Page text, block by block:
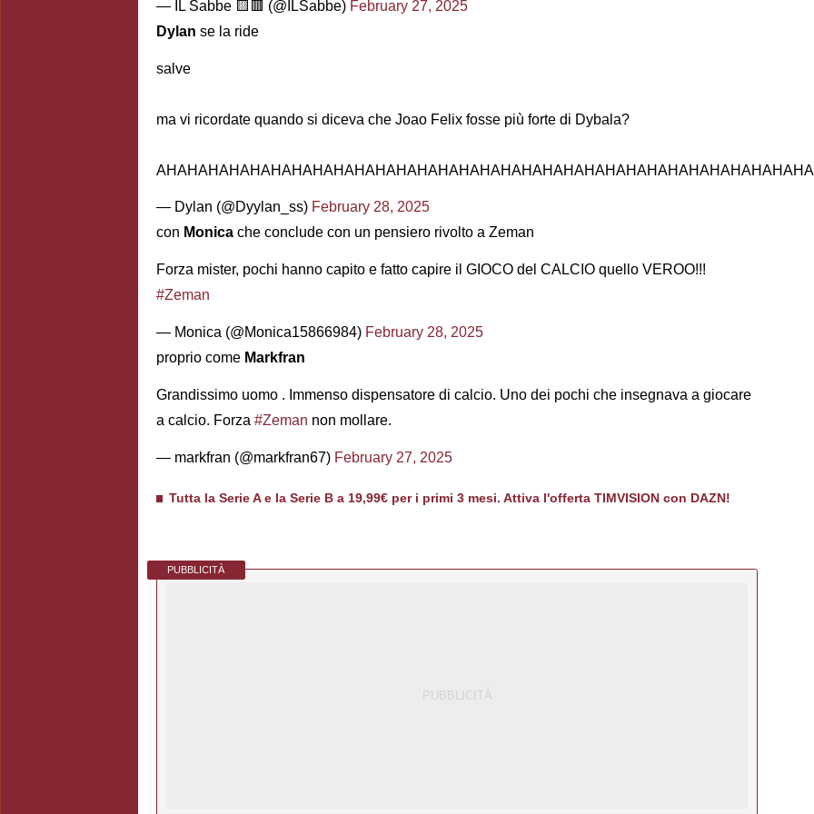
— IL Sabbe 🟨🟥 (@ILSabbe) February 27, 2025
Dylan se la ride
salve
ma vi ricordate quando si diceva che Joao Felix fosse più forte di Dybala?
— Dylan (@Dyylan_ss) February 28, 2025
con Monica che conclude con un pensiero rivolto a Zeman
Forza mister, pochi hanno capito e fatto capire il GIOCO del CALCIO quello VEROO!!!
#Zeman
— Monica (@Monica15866984) February 28, 2025
proprio come Markfran
Grandissimo uomo . Immenso dispensatore di calcio. Uno dei pochi che insegnava a giocare
a calcio. Forza #Zeman non mollare.
— markfran (@markfran67) February 27, 2025
Tutta la Serie A e la Serie B a 19,99€ per i primi 3 mesi. Attiva l'offerta TIMVISION con DAZN!
PUBBLICITÀ